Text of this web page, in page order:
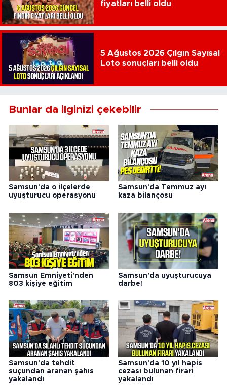
fiyatları belli oldu
5 Ağustos 2026 Çılgın Sayısal
Loto sonuçları belli oldu
Bunlar da ilginizi çekebilir
Samsun'da o ilçelerde
uyuşturucu operasyonu
Samsun'da Temmuz ayı
kaza bilançosu
Samsun Emniyeti'nden
803 kişiye eğitim
Samsun'da uyuşturucuya
darbe!
Samsun'da tehdit
suçundan aranan şahıs
yakalandı
Samsun'da 10 yıl hapis
cezası bulunan firari
yakalandı